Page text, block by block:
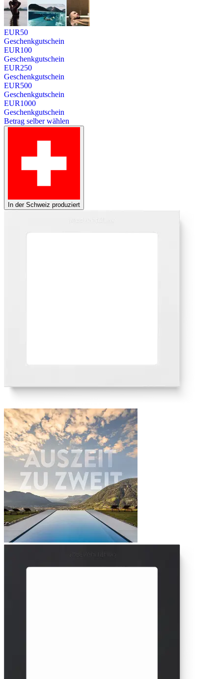
EUR50
Geschenkgutschein
EUR100
Geschenkgutschein
EUR250
Geschenkgutschein
EUR500
Geschenkgutschein
EUR1000
Geschenkgutschein
Betrag selber wählen
In der Schweiz produziert